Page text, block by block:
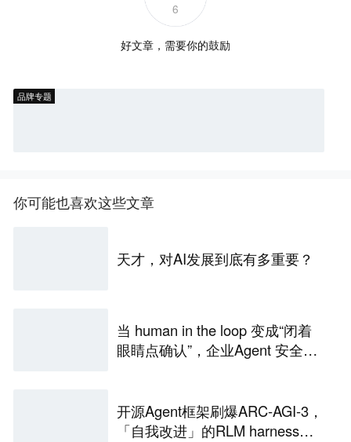
6
好文章，需要你的鼓励
品牌专题
你可能也喜欢这些文章
天才，对AI发展到底有多重要？
当 human in the loop 变成“闭着
眼睛点确认”，企业Agent 安全还
开源Agent框架刷爆ARC-AGI-3，
「自我改进」的RLM harness引